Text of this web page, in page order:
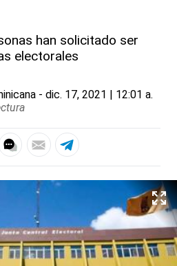
han solicitado ser
electorales
- dic. 17, 2021 | 12:01 a.